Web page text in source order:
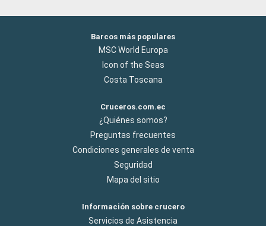
Barcos más populares
MSC World Europa
Icon of the Seas
Costa Toscana
Cruceros.com.ec
¿Quiénes somos?
Preguntas frecuentes
Condiciones generales de venta
Seguridad
Mapa del sitio
Información sobre crucero
Servicios de Asistencia